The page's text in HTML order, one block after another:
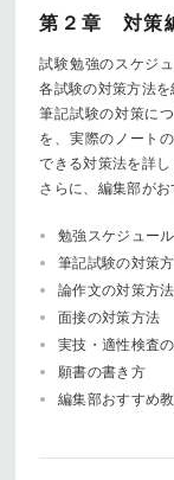
第２章 対策
試験勉強のスケジ
各試験の対策方法を
筆記試験の対策に
を、実際のノート
できる対策法を詳し
さらに、編集部がお
勉強スケジュー
筆記試験の対策
論作文の対策方法
面接の対策方法
実技・適性検査
願書の書き方
編集部おすすめ